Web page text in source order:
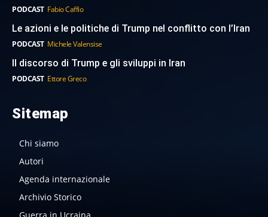
PODCAST Fabio Caffio
Le azioni e le politiche di Trump nel conflitto con l’Iran
PODCAST Michele Valensise
Il discorso di Trump e gli sviluppi in Iran
PODCAST Ettore Greco
Sitemap
Chi siamo
Autori
Agenda internazionale
Archivio Storico